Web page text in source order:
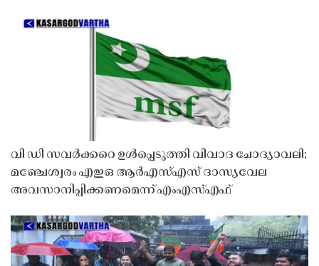
വി ഡി സവർക്കറെ ഉൾപ്പെടുത്തി വിവാദ ചോദ്യാവലി;
മഞ്ചേശ്വരം എഇഒ ആർഎസ്എസ് ദാസ്യവേല
അവസാനിപ്പിക്കണമെന്ന് എംഎസ്എഫ്